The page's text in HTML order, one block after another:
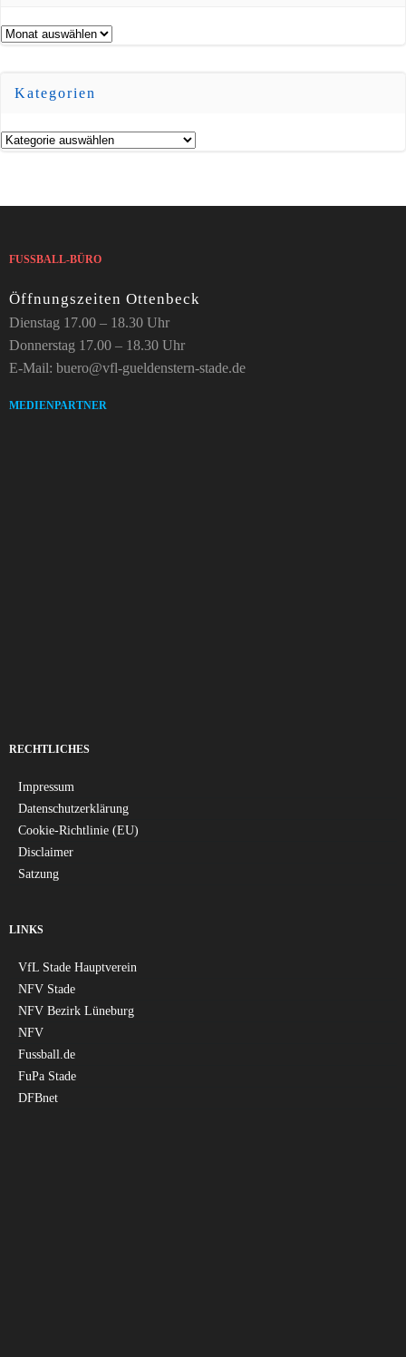
Archiv
Kategorien
Kategorien
FUSSBALL-BÜRO
Öffnungszeiten Ottenbeck
Dienstag 17.00 – 18.30 Uhr
Donnerstag 17.00 – 18.30 Uhr
E-Mail: buero@vfl-gueldenstern-stade.de
MEDIENPARTNER
RECHTLICHES
Impressum
Datenschutzerklärung
Cookie-Richtlinie (EU)
Disclaimer
Satzung
LINKS
VfL Stade Hauptverein
NFV Stade
NFV Bezirk Lüneburg
NFV
Fussball.de
FuPa Stade
DFBnet